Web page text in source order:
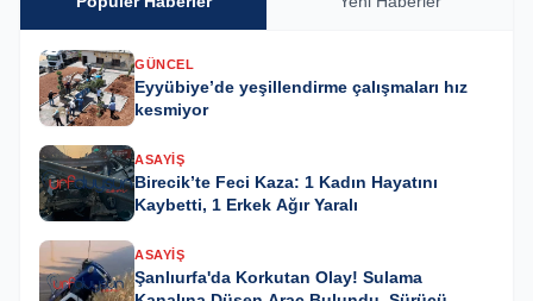
GÜNCEL
Eyyübiye’de yeşillendirme çalışmaları hız
kesmiyor
ASAYIŞ
Birecik’te Feci Kaza: 1 Kadın Hayatını
Kaybetti, 1 Erkek Ağır Yaralı
ASAYIŞ
Şanlıurfa'da Korkutan Olay! Sulama